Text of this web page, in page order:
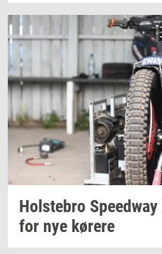
Holste­bro Spe­edway
for nye kø­re­re